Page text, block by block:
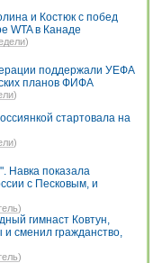
и Костюк с побед
WTA в Канаде
)
поддержали УЕФА
планов ФИФА
)
стартовала на
)
Навка показала
с Песковым, и
)
гимнаст Ковтун,
и сменил гражданство,
)